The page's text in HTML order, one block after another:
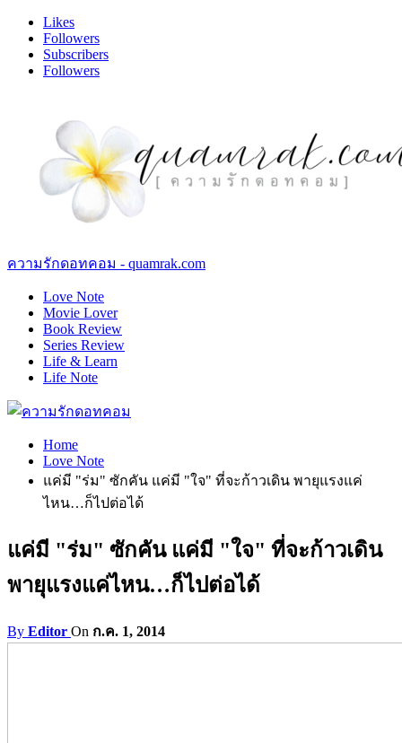
Likes
Followers
Subscribers
Followers
ความรักดอทคอม - quamrak.com
Love Note
Movie Lover
Book Review
Series Review
Life & Learn
Life Note
Home
Love Note
แค่มี "ร่ม" ซักคัน แค่มี "ใจ" ที่จะก้าวเดิน พายุแรงแค่
ไหน…ก็ไปต่อได้
แค่มี "ร่ม" ซักคัน แค่มี "ใจ" ที่จะก้าวเดิน
พายุแรงแค่ไหน…ก็ไปต่อได้
By Editor On ก.ค. 1, 2014